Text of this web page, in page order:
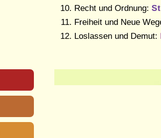
Recht und Ordnung:
Freiheit und Neue
Loslassen und Demut: